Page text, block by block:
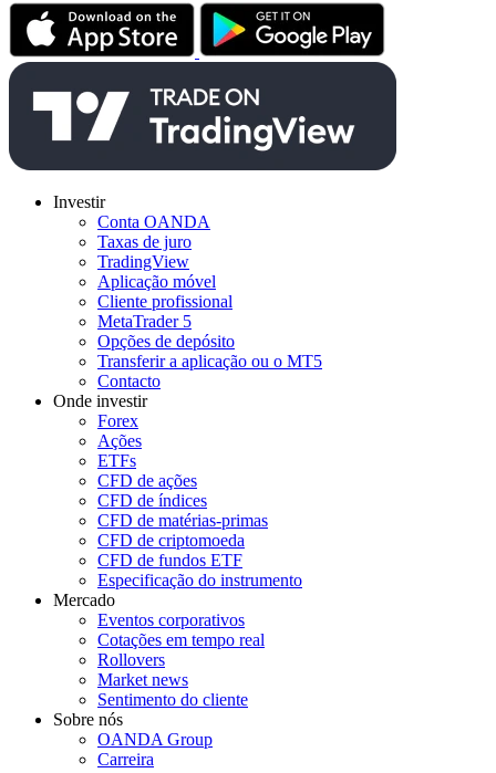
Investir
Conta OANDA
Taxas de juro
TradingView
Aplicação móvel
Cliente profissional
MetaTrader 5
Opções de depósito
Transferir a aplicação ou o MT5
Contacto
Onde investir
Forex
Ações
ETFs
CFD de ações
CFD de índices
CFD de matérias-primas
CFD de criptomoeda
CFD de fundos ETF
Especificação do instrumento
Mercado
Eventos corporativos
Cotações em tempo real
Rollovers
Market news
Sentimento do cliente
Sobre nós
OANDA Group
Carreira